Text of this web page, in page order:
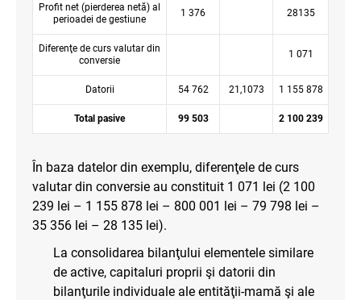
Profit net (pierderea netă) al
perioadei de gestiune
1 376 28135
Diferenţe de curs valutar din
conversie
1 071
Datorii 54 762 21,1073 1 155 878
Total pasive 99 503 2 100 239
În baza datelor din exemplu, diferenţele de curs
valutar din conversie au constituit 1 071 lei (2 100
239 lei – 1 155 878 lei – 800 001 lei – 79 798 lei –
35 356 lei – 28 135 lei).
La consolidarea bilanţului elementele similare
de active, capitaluri proprii şi datorii din
bilanţurile individuale ale entităţii-mamă şi ale